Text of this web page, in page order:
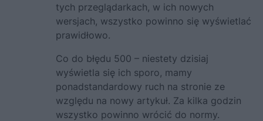
tych przeglądarkach, w ich nowych
wersjach, wszystko powinno się wyświetlać
prawidłowo.
Co do błędu 500 – niestety dzisiaj
wyświetla się ich sporo, mamy
ponadstandardowy ruch na stronie ze
względu na nowy artykuł. Za kilka godzin
wszystko powinno wrócić do normy.